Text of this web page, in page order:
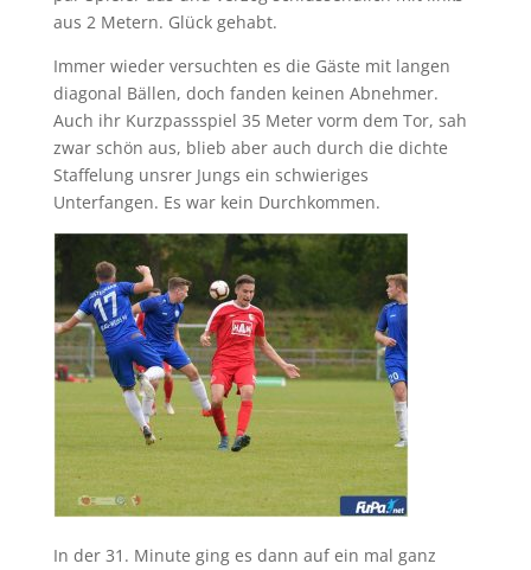
aus 2 Metern. Glück gehabt.
Immer wieder versuchten es die Gäste mit langen
diagonal Bällen, doch fanden keinen Abnehmer.
Auch ihr Kurzpassspiel 35 Meter vorm dem Tor, sah
zwar schön aus, blieb aber auch durch die dichte
Staffelung unsrer Jungs ein schwieriges
Unterfangen. Es war kein Durchkommen.
In der 31. Minute ging es dann auf ein mal ganz